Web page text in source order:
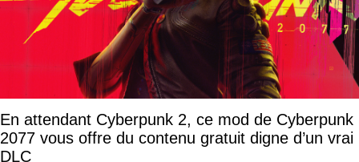
En attendant Cyberpunk 2, ce mod de Cyberpunk
2077 vous offre du contenu gratuit digne d’un vrai
DLC